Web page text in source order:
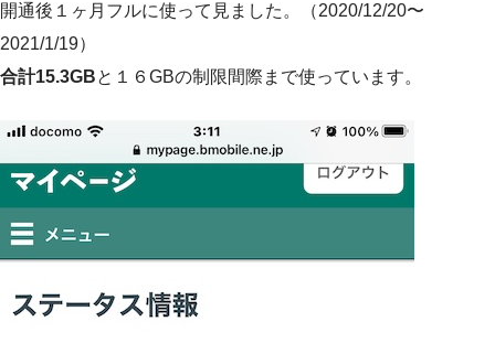
開通後１ヶ月フルに使って見ました。（2020/12/20〜
2021/1/19）
合計15.3GBと１６GBの制限間際まで使っています。